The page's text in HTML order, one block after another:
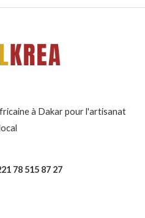
à Dakar pour l'artisanat
78 515 87 27